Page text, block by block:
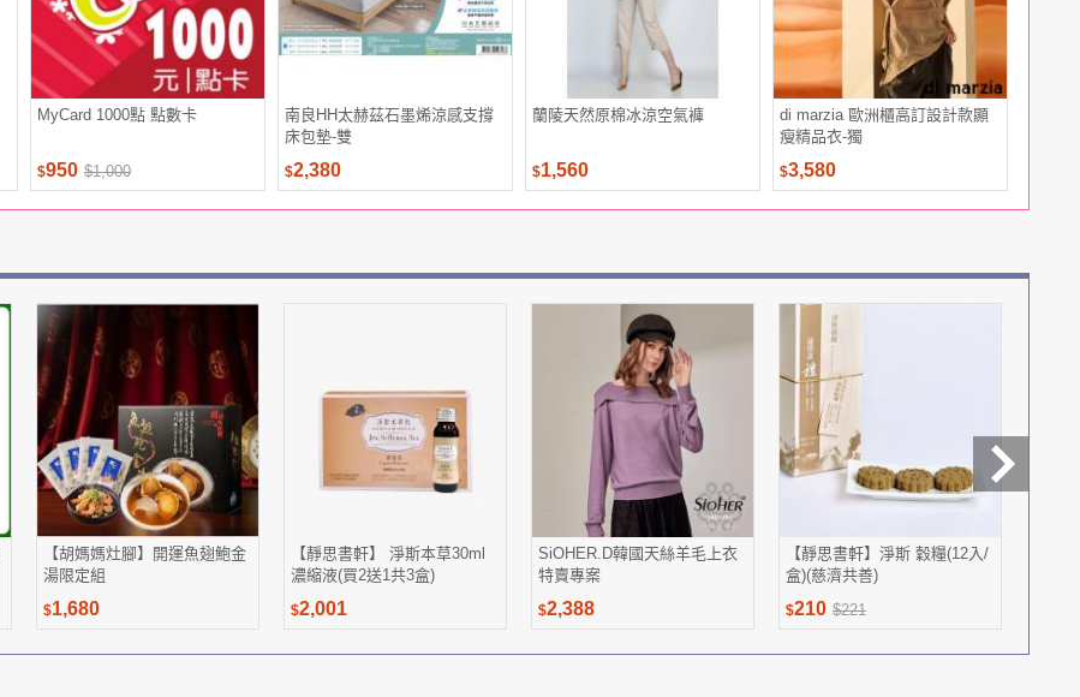
MyCard 1000點 點數卡
$950 $1,000
南良HH太赫茲石墨烯涼感支撐
床包墊-雙
$2,380
蘭陵天然原棉冰涼空氣褲
$1,560
di marzia 歐洲櫃高訂設計款顯
瘦精品衣-獨
$3,580
【胡媽媽灶腳】開運魚翅鮑金
湯限定組
$1,680
【靜思書軒】 淨斯本草30ml
濃縮液(買2送1共3盒)
$2,001
SiOHER.D韓國天絲羊毛上衣
特賣專案
$2,388
【靜思書軒】淨斯 穀糧(12入/
盒)(慈濟共善)
$210 $221